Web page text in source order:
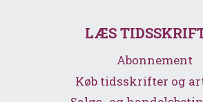
LÆS
Abonnement
Køb tidsskrifter og